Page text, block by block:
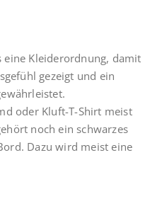
Kleiderordnung, damit
gezeigt und ein
oder Kluft-T-Shirt meist
noch ein schwarzes
Dazu wird meist eine